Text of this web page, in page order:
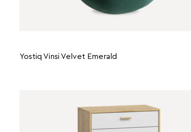
Yostiq Vinsi Velvet Emerald